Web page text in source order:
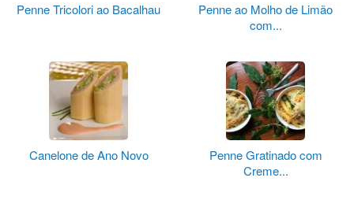
Penne Tricolori ao Bacalhau
Penne ao Molho de Limão
com...
Canelone de Ano Novo
Penne Gratinado com
Creme...